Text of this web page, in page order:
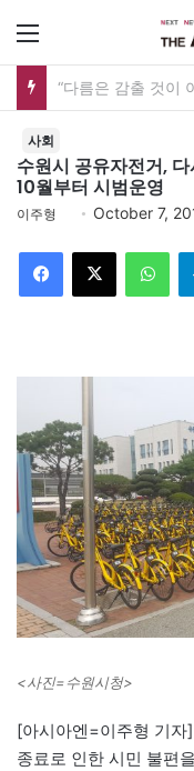
사회
수원시 공유자전거,
10월부터 시범운영
이주형 October 7,
<사진=수원시청>
[아시아엔=이주형 기자]
종료로 인한 시민 불편